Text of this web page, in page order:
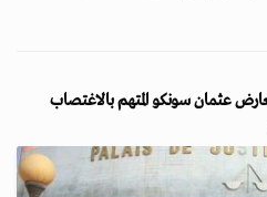
عثمان سونكو المتهم بالاغتصاب